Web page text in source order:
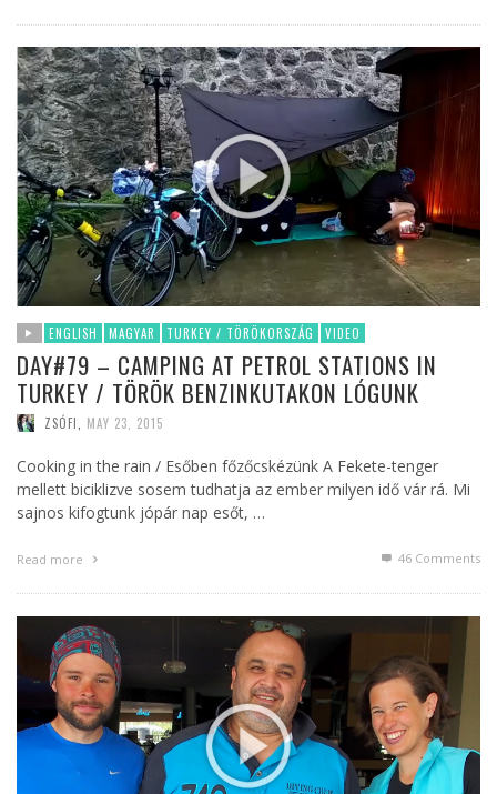
ENGLISH MAGYAR TURKEY / TÖRÖKORSZÁG VIDEO
DAY#79 – CAMPING AT PETROL STATIONS IN
TURKEY / TÖRÖK BENZINKUTAKON LÓGUNK
ZSÓFI MAY 23, 2015
Cooking in the rain / Esőben főzőcskézünk A Fekete-tenger
mellett biciklizve sosem tudhatja az ember milyen idő vár rá. Mi
sajnos kifogtunk jópár nap esőt, …
Read more 46 Comments